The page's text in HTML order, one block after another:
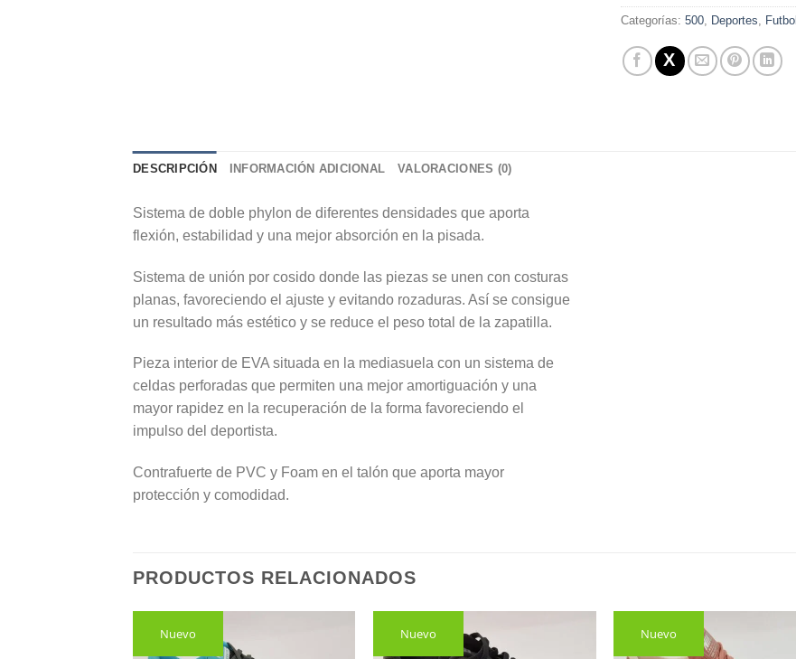
Categorías: 500 Deportes Futbol
DESCRIPCIÓN INFORMACIÓN ADICIONAL VALORACIONES (0)
Sistema de doble phylon de diferentes densidades que aporta
flexión, estabilidad y una mejor absorción en la pisada.
Sistema de unión por cosido donde las piezas se unen con costuras
planas, favoreciendo el ajuste y evitando rozaduras. Así se consigue
un resultado más estético y se reduce el peso total de la zapatilla.
Pieza interior de EVA situada en la mediasuela con un sistema de
celdas perforadas que permiten una mejor amortiguación y una
mayor rapidez en la recuperación de la forma favoreciendo el
impulso del deportista.
Contrafuerte de PVC y Foam en el talón que aporta mayor
protección y comodidad.
PRODUCTOS RELACIONADOS
Nuevo Nuevo Nuevo